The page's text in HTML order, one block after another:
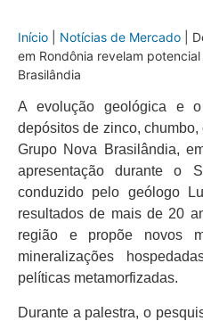
Início Notícias de Mercado
em Rondônia revelam
Brasilândia
A evolução geológica e
depósitos de zinco,
Grupo Nova Brasilândia,
apresentação durante o
conduzido pelo geólogo
resultados de mais de 20
região e propõe novos
mineralizações
pelíticas metamorfizadas.
Durante a palestra, o